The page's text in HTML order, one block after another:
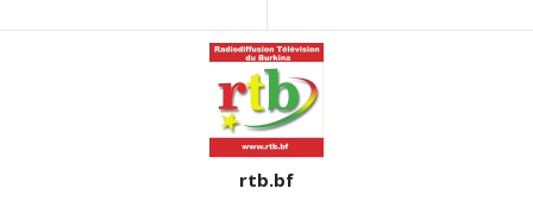
rtb.bf